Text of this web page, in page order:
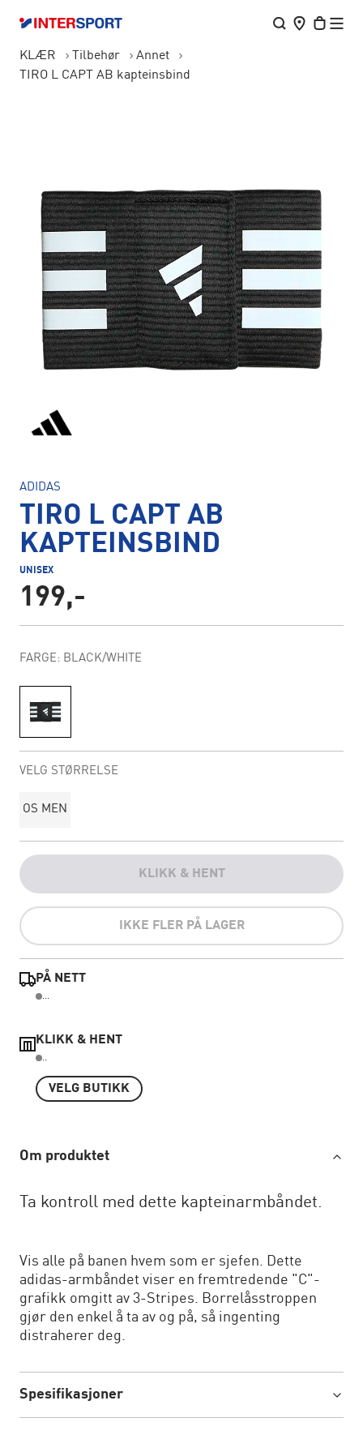
KLÆR Tilbehør
Annet
TIRO L CAPT AB kapteinsbind
ADIDAS
TIRO L CAPT AB
KAPTEINSBIND
UNISEX
199,-
FARGE: BLACK/WHITE
VELG STØRRELSE
OS MEN
KLIKK & HENT
IKKE FLER PÅ LAGER
PÅ NETT
...
KLIKK & HENT
..
VELG BUTIKK
Om produktet
Ta kontroll med dette kapteinarmbåndet.
Vis alle på banen hvem som er sjefen. Dette
adidas-armbåndet viser en fremtredende "C"-
grafikk omgitt av 3-Stripes. Borrelåsstroppen
gjør den enkel å ta av og på, så ingenting
distraherer deg.
Spesifikasjoner